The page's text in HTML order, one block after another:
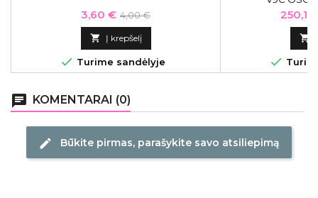
Kaina
3,60 € Bazinė
kaina
4,00 €
 Į krepšelį
 Turime sandėlyje
Kaina


chat KOMENTARAI (0)
edit Būkite pirmas, parašykite savo atsiliepimą